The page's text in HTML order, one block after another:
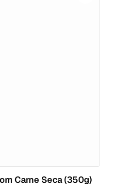
Carne Seca (350g)